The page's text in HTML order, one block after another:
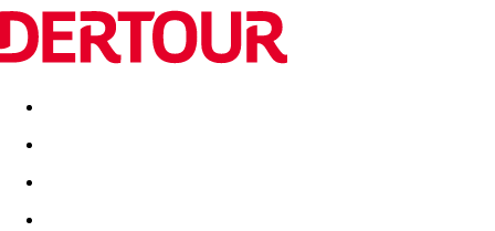
Destinatii Vacanta perfecta OFERTE DE NERATAT